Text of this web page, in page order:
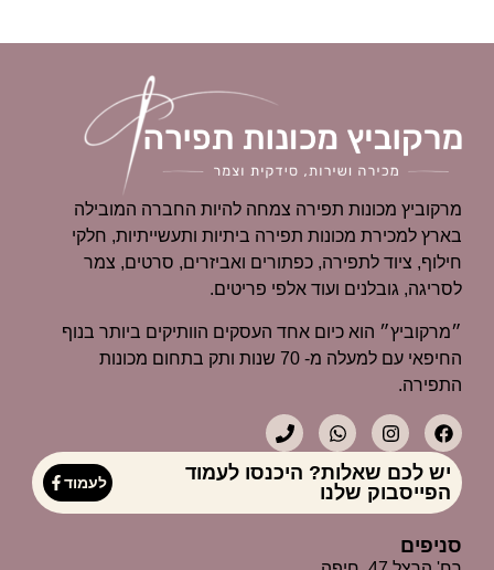
מרקוביץ מכונות תפירה צמחה להיות החברה המובילה
בארץ למכירת מכונות תפירה ביתיות ותעשייתיות, חלקי
חילוף, ציוד לתפירה, כפתורים ואביזרים, סרטים, צמר
לסריגה, גובלנים ועוד אלפי פריטים.
״מרקוביץ״ הוא כיום אחד העסקים הוותיקים ביותר בנוף
החיפאי עם למעלה מ- 70 שנות ותק בתחום מכונות
התפירה.
יש לכם שאלות? היכנסו לעמוד
הפייסבוק שלנו
לעמוד
סניפים